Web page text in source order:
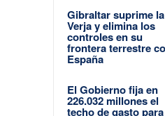
Gibraltar suprime la
Verja y elimina los
controles en su
frontera terrestre
España
El Gobierno fija en
226.032 millones el
techo de gasto para